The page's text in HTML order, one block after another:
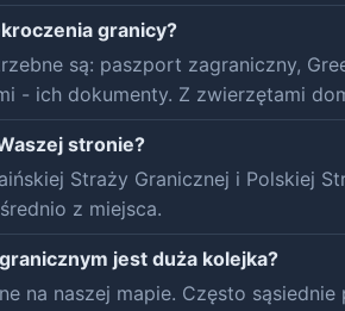
granicy?
są: paszport zagraniczny,
- ich dokumenty. Z zwierzętami
stronie?
Straży Granicznej i Polskiej
z miejsca.
jest duża kolejka?
na naszej mapie. Często